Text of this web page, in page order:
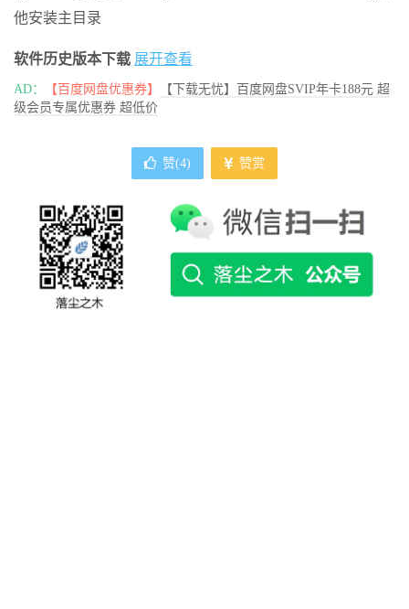
他安装主目录
软件历史版本下载 展开查看
AD： 【百度网盘优惠券】
【下载无忧】百度网盘SVIP年卡188元 超
级会员专属优惠券 超低价
赞(4) 赞赏